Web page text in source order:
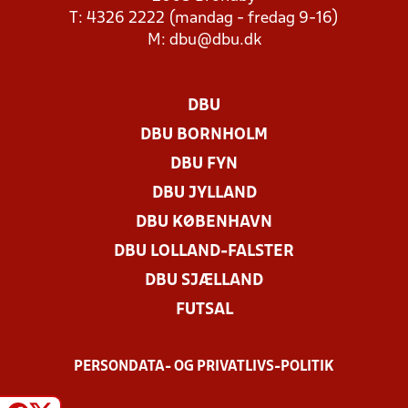
T: 4326 2222 (mandag - fredag 9-16)
M: dbu@dbu.dk
DBU
DBU BORNHOLM
DBU FYN
DBU JYLLAND
DBU KØBENHAVN
DBU LOLLAND-FALSTER
DBU SJÆLLAND
FUTSAL
PERSONDATA- OG PRIVATLIVS-POLITIK